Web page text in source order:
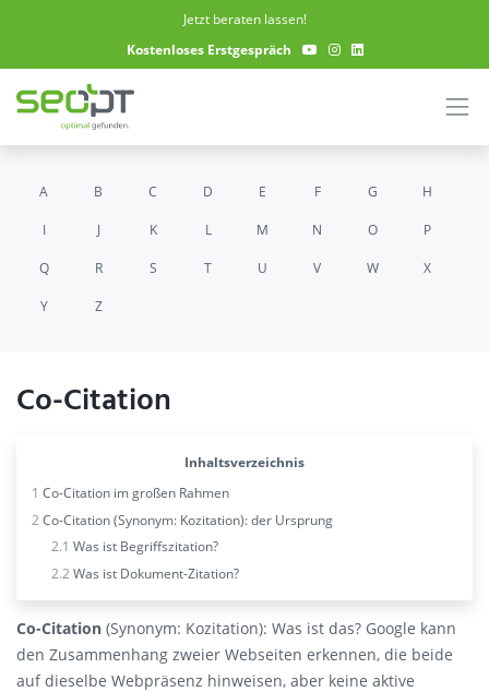
Jetzt beraten lassen!
Kostenloses Erstgespräch
A B C D E F G H
I J K L M N O P
Q R S T U V W X
Y Z
Co-Citation
Inhaltsverzeichnis
1 Co-Citation im großen Rahmen
2Co-Citation (Synonym: Kozitation): der Ursprung
2.1 Was ist Begriffszitation?
2.2Was ist Dokument-Zitation?
Co-Citation (Synonym: Kozitation): Was ist das? Google kann
den Zusammenhang zweier Webseiten erkennen, die beide
auf dieselbe Webpräsenz hinweisen, aber keine aktive